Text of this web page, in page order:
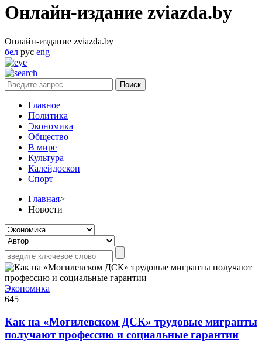
Онлайн-издание zviazda.by
Онлайн-издание zviazda.by
бел рус eng
Главное
Политика
Экономика
Общество
В мире
Культура
Калейдоскоп
Спорт
Главная>
Новости
Экономика
645
Как на «Могилевском ДСК» трудовые мигранты
получают профессию и социальные гарантии